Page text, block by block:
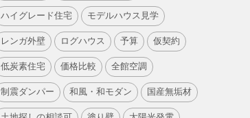
ハイグレード住宅 モデルハウス見学
レンガ外壁 ログハウス 予算 仮契約
低炭素住宅 価格比較 全館空調
制震ダンパー 和風・和モダン 国産無垢材